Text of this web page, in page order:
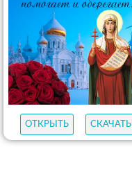
ОТКРЫТЬ СКАЧАТЬ